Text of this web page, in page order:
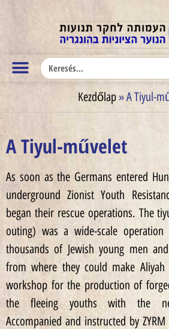
Kezdőlap »A Tiyul-
A Tiyul-művelet
As soon as the Germans entered
underground Zionist Youth
began their rescue operations. The
outing) was a wide-scale
thousands of Jewish young men
from where they could make Aliyah
workshop for the production of
the fleeing youths with the
Accompanied and instructed by